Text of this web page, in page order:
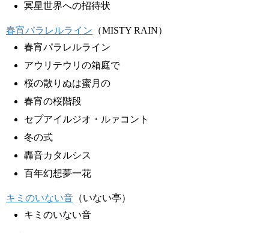
冥星世界への招待状
春宵パラレルライン （MISTY RAIN）
春宵パラレルライン
アウリテウリの箱庭で
桜の散りぬは蜜月の
春宵の桜階段
セプアイルジオ・ルァコント
冬の式
轟音カタルシス
百年幻想夢一花
キミのいない音 （いない亭）
キミのいない音